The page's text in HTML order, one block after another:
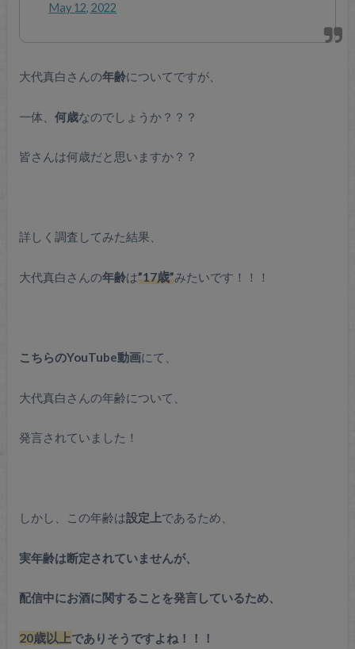
May 12, 2022
大代真白さんの年齢についてですが、
一体、 何歳なのでしょうか？？？
皆さんは何歳だと思いますか？？
詳しく調査してみた結果、
大代真白さんの年齢は”17歳”みたいです！！！
こちらのYouTube動画にて、
大代真白さんの年齢について、
発言されていました！
しかし、この年齢は設定上であるため、
実年齢は断定されていませんが、
配信中にお酒に関することを発言しているため、
20歳以上でありそうですよね！！！